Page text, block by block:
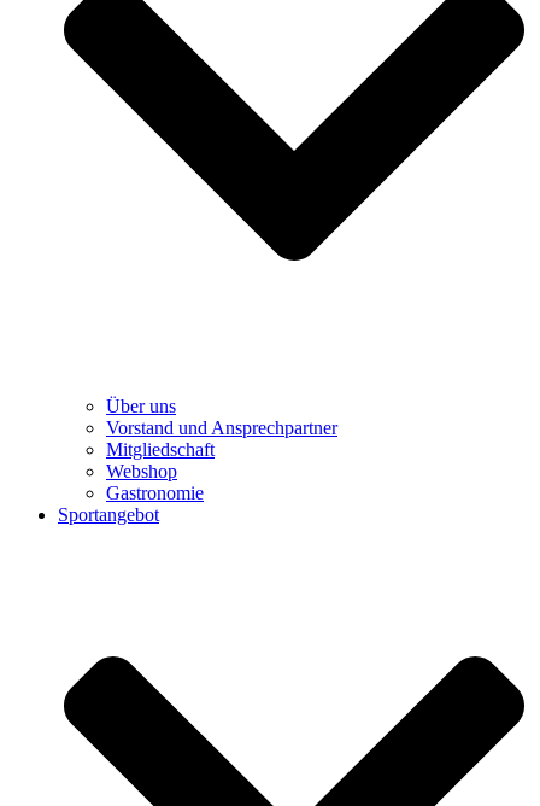
Über uns
Vorstand und Ansprechpartner
Mitgliedschaft
Webshop
Gastronomie
Sportangebot